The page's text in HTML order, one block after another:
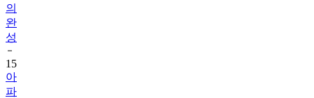
의
완
성
15
아
파